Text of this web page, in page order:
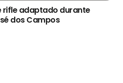
rifle adaptado durante
dos Campos